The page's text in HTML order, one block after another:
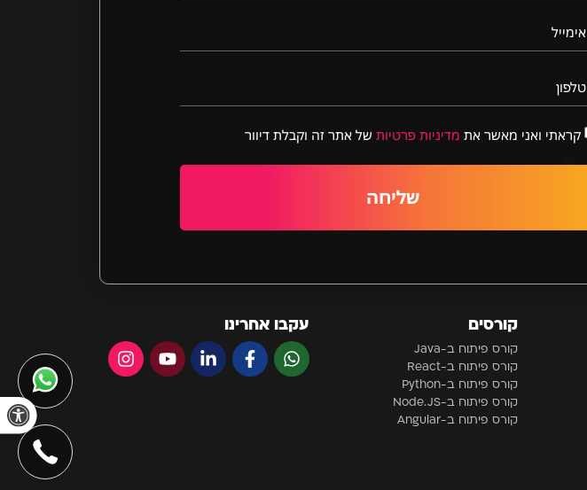
פתח
אימייל
טלפון
קראתי ואני מאשר את מדיניות פרטיות של אתר זה וקבלת דיוור
שליחה
קורסים
קורס פיתוח ב-Java
קורס פיתוח ב-React
קורס פיתוח ב-Python
קורס פיתוח ב-Node.JS
קורס פיתוח ב-Angular
עקבו אחרינו